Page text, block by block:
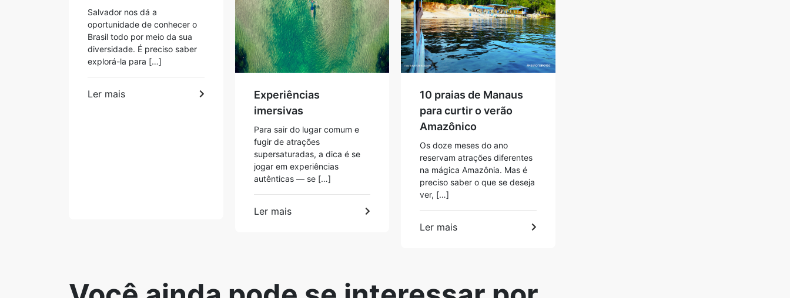
Salvador nos dá a
oportunidade de conhecer o
Brasil todo por meio da sua
diversidade. É preciso saber
explorá-la para […]
Ler mais
Experiências
imersivas
Para sair do lugar comum e
fugir de atrações
supersaturadas, a dica é se
jogar em experiências
autênticas — se […]
Ler mais
10 praias de Manaus
para curtir o verão
Amazônico
Os doze meses do ano
reservam atrações diferentes
na mágica Amazônia. Mas é
preciso saber o que se deseja
ver, […]
Ler mais